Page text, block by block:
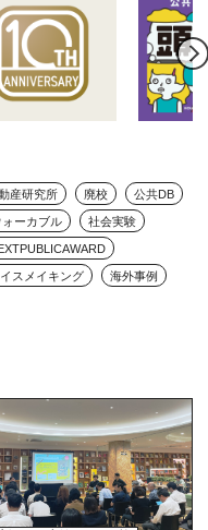
産研究所 廃校 公共DB
ォーカブル 社会実験
スメイキング 海外事例